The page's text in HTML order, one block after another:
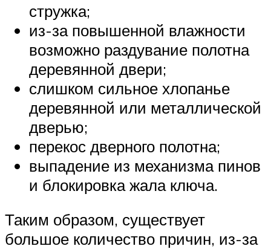
стружка;
из-за повышенной влажности
возможно раздувание полотна
деревянной двери;
слишком сильное хлопанье
деревянной или металлической
дверью;
перекос дверного полотна;
выпадение из механизма пинов
и блокировка жала ключа.
Таким образом, существует
большое количество причин, из-за